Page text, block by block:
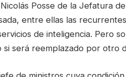
Posse de la Jefatura
entre ellas las
de inteligencia. Pero
si será reemplazado por otro